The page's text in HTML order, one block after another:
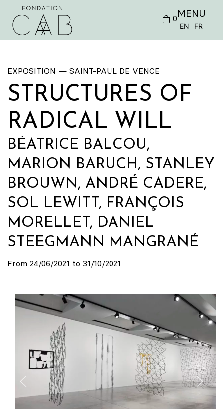
0MENU
EN FR
EXPOSITION — SAINT-PAUL DE VENCE
STRUCTURES OF
RADICAL WILL
BÉATRICE BALCOU,
MARION BARUCH, STANLEY
BROUWN, ANDRÉ CADERE,
SOL LEWITT, FRANÇOIS
MORELLET, DANIEL
STEEGMANN MANGRANÉ
From 24/06/2021 to 31/10/2021